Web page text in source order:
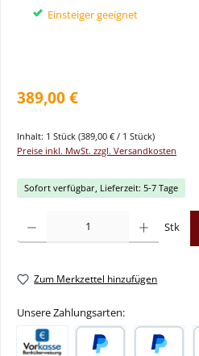
Einsteiger geeignet
389,00 €
Inhalt: 1 Stück (389,00 € / 1 Stück)
Preise inkl. MwSt. zzgl. Versandkosten
Sofort verfügbar, Lieferzeit: 5-7 Tage
Stk
Zum Merkzettel hinzufügen
Unsere Zahlungsarten: